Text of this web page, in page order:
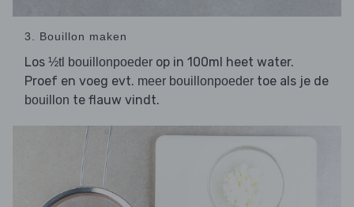
3. Bouillon maken
Los ½tl bouillonpoeder op in 100ml heet water.
Proef en voeg evt. meer bouillonpoeder toe als je de
bouillon te flauw vindt.